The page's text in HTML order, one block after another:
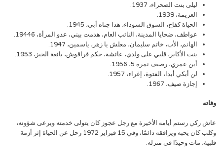
ليلى بنت الصحراء، 1937.
العزيمة، 1939.
الحياة كفاح، السوق السوداء، هذا جناه أبي، 1945.
عواطف، ضحايا المدينة، النائب العام، هدمت بيتي، عدو المرأة، 19446.
الهانم، الأب، خاتم سليمان، معلش يا زهر، ياسمين، 1947.
بنت الأكابر، قلبي على ولدي، عائشة، حكم قراقوش، بائعة الخبز، 1953.
أين عمري، رصيف نمرة 5، 1956.
لن أبكي أبدا، الفتوة، إغراء، 1957.
إجازة صيف، 1967.
وفاته
عاش زكي رستم أيامه الأخيرة مع رجل عجوز كان يتولى خدمته ويرعى شؤونه،
وكلب كان يحبه ويرافقه دائمًا، وفي 15 فبراير 1972 رحل عن الحياة إثر أزمة
قلبية، مات وحيدًا في منزله.